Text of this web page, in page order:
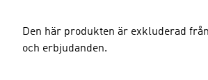
Den här produkten är exkluderad
och erbjudanden.